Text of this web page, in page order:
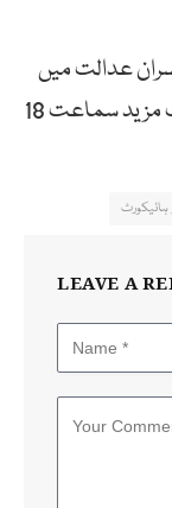
عدالت میں
پیش ہوئے اور نہ ہی کوئی جواب دیا، عدالت مزید سماعت 18
ہائیکورٹ
LEAVE A